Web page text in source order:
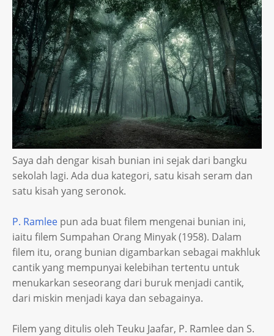
Saya dah dengar kisah bunian ini sejak dari bangku
sekolah lagi. Ada dua kategori, satu kisah seram dan
satu kisah yang seronok.
P. Ramlee pun ada buat filem mengenai bunian ini,
iaitu filem Sumpahan Orang Minyak (1958). Dalam
filem itu, orang bunian digambarkan sebagai makhluk
cantik yang mempunyai kelebihan tertentu untuk
menukarkan seseorang dari buruk menjadi cantik,
dari miskin menjadi kaya dan sebagainya.
Filem yang ditulis oleh Teuku Jaafar, P. Ramlee dan S.